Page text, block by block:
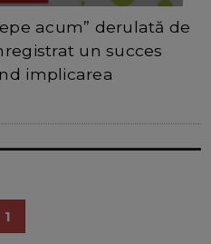
acum” derulată de
un succes
implicarea
1